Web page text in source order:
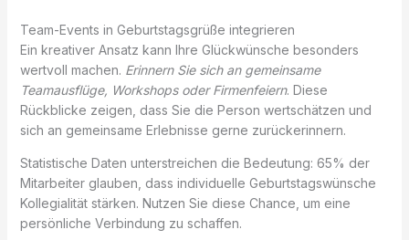
Team-Events in Geburtstagsgrüße integrieren
Ein kreativer Ansatz kann Ihre Glückwünsche besonders
wertvoll machen. Erinnern Sie sich an gemeinsame
Teamausflüge, Workshops oder Firmenfeiern. Diese
Rückblicke zeigen, dass Sie die Person wertschätzen und
sich an gemeinsame Erlebnisse gerne zurückerinnern.
Statistische Daten unterstreichen die Bedeutung: 65% der
Mitarbeiter glauben, dass individuelle Geburtstagswünsche
Kollegialität stärken. Nutzen Sie diese Chance, um eine
persönliche Verbindung zu schaffen.